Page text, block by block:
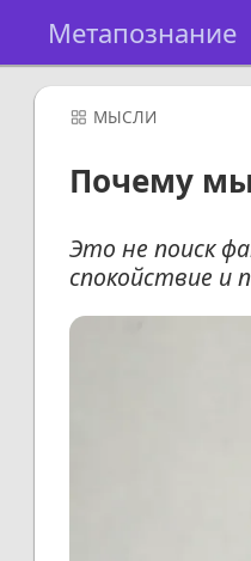
Метапознание
МЫСЛИ
Почему мы
Это не поиск
спокойствие и